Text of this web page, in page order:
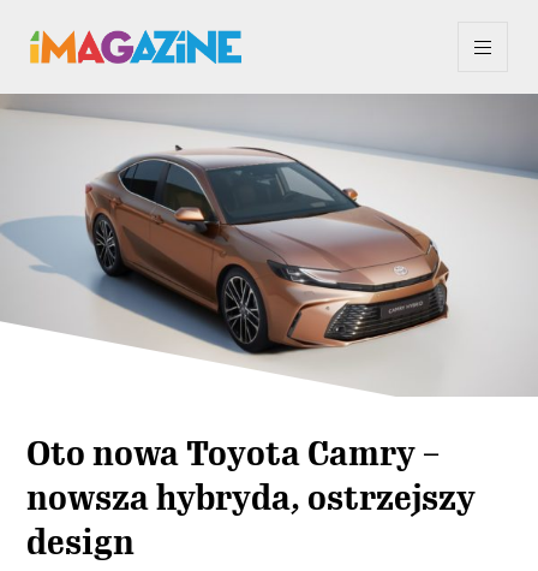
Oto nowa Toyota Camry –
nowsza hybryda, ostrzejszy
design